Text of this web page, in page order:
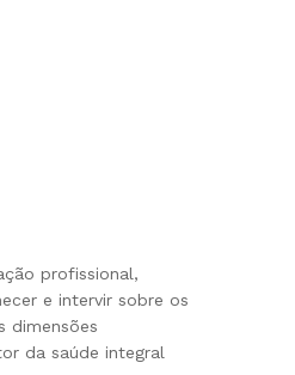
profissional,
e intervir sobre os
dimensões
da saúde integral